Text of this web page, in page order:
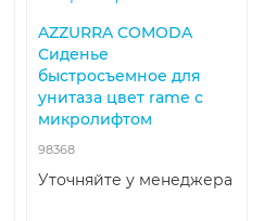
AZZURRA COMODA
Сиденье
быстросъемное для
унитаза цвет rame с
микролифтом
98368
Уточняйте у менеджера